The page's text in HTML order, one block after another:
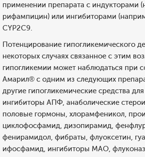
применении препарата с индукторами
рифампицин) или ингибиторами
CYP2C9.
Потенцирование гипогликемического
некоторых случаях связанное с этим
гипогликемии может наблюдаться при
Амарил® с одним из следующих
другие гипогликемические средства
ингибиторы АПФ, анаболические
половые гормоны, хлорамфеникол,
циклофосфамид, дизопирамид,
фенирамидол, фибраты, флуоксетин,
ифосфамид, ингибиторы МАО,